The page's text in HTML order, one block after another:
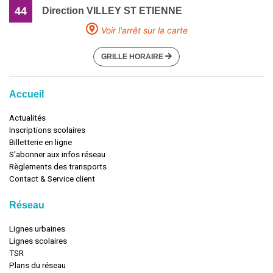
44
Direction VILLEY ST ETIENNE
Voir l'arrêt sur la carte
GRILLE HORAIRE
Accueil
Actualités
Inscriptions scolaires
Billetterie en ligne
S'abonner aux infos réseau
Règlements des transports
Contact & Service client
Réseau
Lignes urbaines
Lignes scolaires
TSR
Plans du réseau